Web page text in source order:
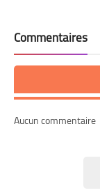
Commentaires
Aucun commentaire